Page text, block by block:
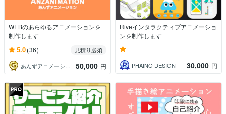
WEBのあらゆるアニメーションを
制作します
5.0(36)
見積り必須
あんずアニメーション
50,000 円
Riveインタラクティブアニメーショ
ンを制作します
-
PHAINO DESIGN 30,000 円